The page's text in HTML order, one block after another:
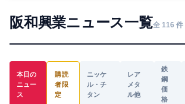
阪和興業ニュース一覧全 116 件
本日の
ニュー
ス
購読
者限
定
ニッケ
ル・チ
タン
レア
メタ
ル他
鉄
鋼
価
格